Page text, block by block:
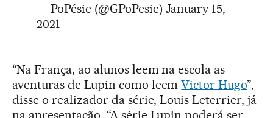
— PoPésie (@GPoPesie) January 15,
2021
“Na França, ao alunos leem na escola as
aventuras de Lupin como leemVictor Hugo”,
disse o realizador da série, Louis Leterrier, já
na apresentação. “A série Lupin poderá ser